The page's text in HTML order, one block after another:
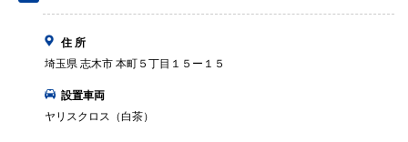
住 所
埼玉県 志木市 本町５丁目１５ー１５
設置車両
ヤリスクロス（白茶）